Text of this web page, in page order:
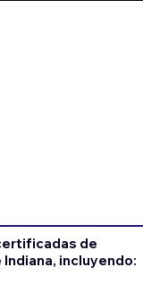
de
incluyendo: